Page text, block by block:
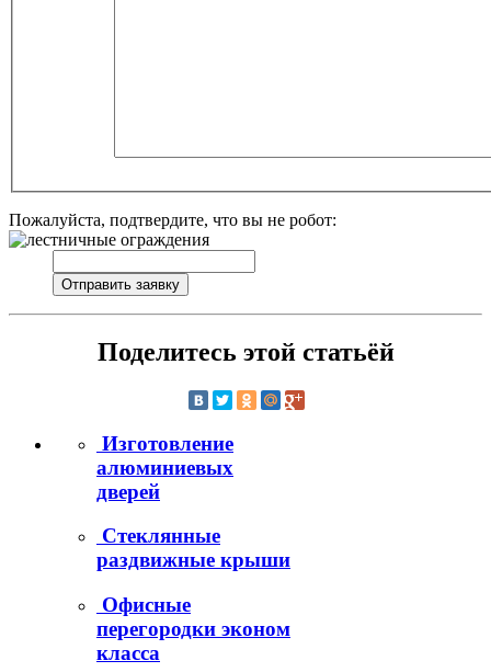
Пожалуйста, подтвердите, что вы не робот:
Поделитесь этой статьёй
Изготовление
алюминиевых
дверей
Стеклянные
раздвижные крыши
Офисные
перегородки эконом
класса